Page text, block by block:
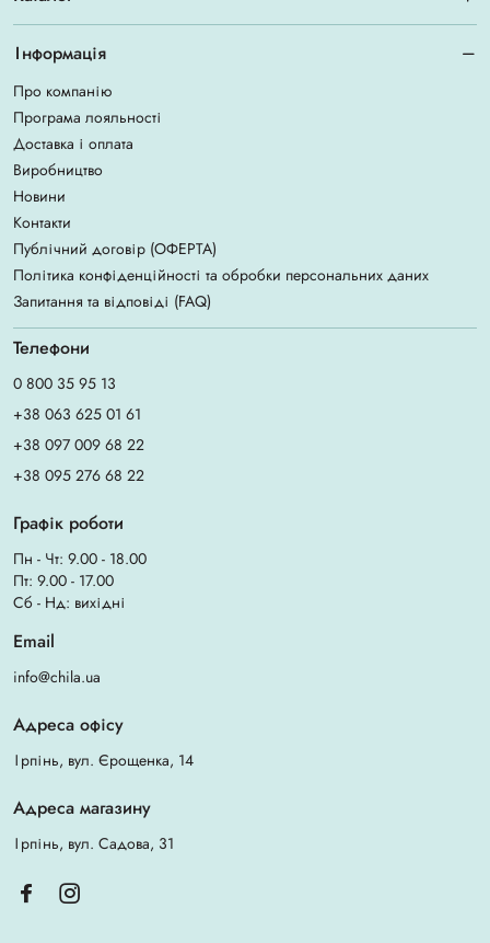
Інформація
Про компанію
Програма лояльності
Доставка і оплата
Виробництво
Новини
Контакти
Публічний договір (ОФЕРТА)
Політика конфіденційності та обробки персональних даних
Запитання та відповіді (FAQ)
Телефони
0 800 35 95 13
+38 063 625 01 61
+38 097 009 68 22
+38 095 276 68 22
Графік роботи
Пн - Чт: 9.00 - 18.00
Пт: 9.00 - 17.00
Сб - Нд: вихідні
Email
info@chila.ua
Адреса офісу
Ірпінь, вул. Єрощенка, 14
Адреса магазину
Ірпінь, вул. Садова, 31